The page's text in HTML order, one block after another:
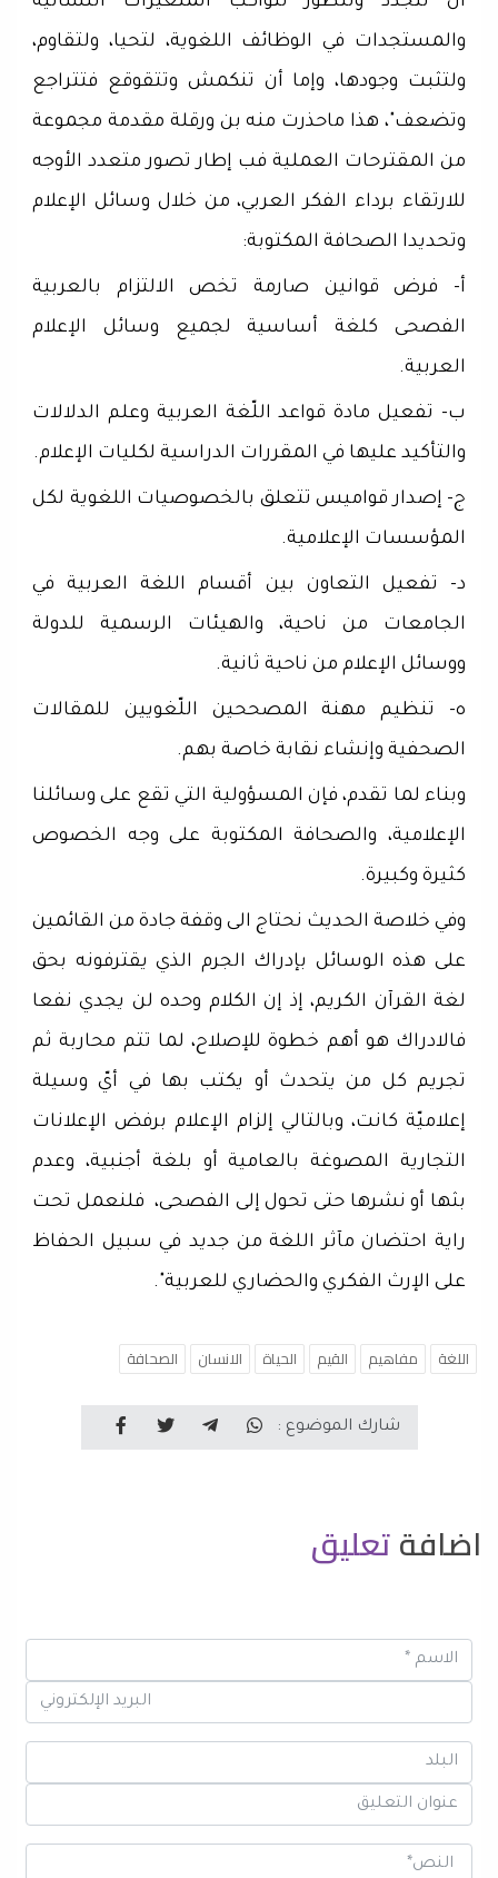
والمستجدات في الوظائف اللغوية، لتحيا، ولتقاوم،
ولتثبت وجودها، وإما أن تنكمش وتتقوقع فتتراجع
وتضعف"، هذا ماحذرت منه بن ورقلة مقدمة مجموعة
من المقترحات العملية فب إطار تصور متعدد الأوجه
للارتقاء برداء الفكر العربي، من خلال وسائل الإعلام
وتحديدا الصحافة المكتوبة:
أ- فرض قوانين صارمة تخص الالتزام بالعربية
الفصحى كلغة أساسية لجميع وسائل الإعلام
العربية.
ب- تفعيل مادة قواعد اللّغة العربية وعلم الدلالات
والتأكيد عليها في المقررات الدراسية لكليات الإعلام.
ج- إصدار قواميس تتعلق بالخصوصيات اللغوية لكل
المؤسسات الإعلامية.
د- تفعيل التعاون بين أقسام اللغة العربية في
الجامعات من ناحية، والهيئات الرسمية للدولة
ووسائل الإعلام من ناحية ثانية.
ه- تنظيم مهنة المصححين اللّغويين للمقالات
الصحفية وإنشاء نقابة خاصة بهم.
وبناء لما تقدم، فإن المسؤولية التي تقع على وسائلنا
الإعلامية، والصحافة المكتوبة على وجه الخصوص
كثيرة وكبيرة.
وفي خلاصة الحديث نحتاج الى وقفة جادة من القائمين
على هذه الوسائل بإدراك الجرم الذي يقترفونه بحق
لغة القرآن الكريم، إذ إن الكلام وحده لن يجدي نفعا
فالادراك هو أهم خطوة للإصلاح، لما تتم محاربة ثم
تجريم كل من يتحدث أو يكتب بها في أيّ وسيلة
إعلاميّة كانت، وبالتالي إلزام الإعلام برفض الإعلانات
التجارية المصوغة بالعامية أو بلغة أجنبية، وعدم
بثها أو نشرها حتى تحول إلى الفصحى، فلنعمل تحت
راية احتضان مآثر اللغة من جديد في سبيل الحفاظ
على الإرث الفكري والحضاري للعربية".
اللغة مفاهيم القيم الحياة الانسان الصحافة
شارك الموضوع :
اضافةتعليق